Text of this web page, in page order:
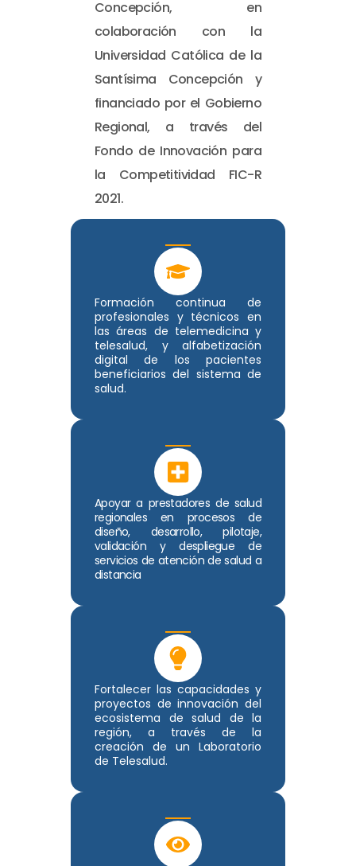
Formación continua de
profesionales y técnicos en
las áreas de telemedicina y
telesalud, y alfabetización
digital de los pacientes
beneficiarios del sistema de
salud.
Apoyar a prestadores de salud
regionales en procesos de
diseño, desarrollo, pilotaje,
validación y despliegue de
servicios de atención de salud a
distancia
Fortalecer las capacidades y
proyectos de innovación del
ecosistema de salud de la
región, a través de la
creación de un Laboratorio
de Telesalud.
Concepción, en
colaboración con la
Universidad Católica de la
Santísima Concepción y
financiado por el Gobierno
Regional, a través del
Fondo de Innovación para
la Competitividad FIC-R
2021.